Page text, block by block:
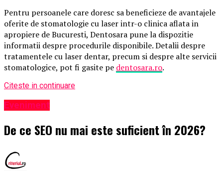
Pentru persoanele care doresc sa beneficieze de avantajele
oferite de stomatologie cu laser intr-o clinica aflata in
apropiere de Bucuresti, Dentosara pune la dispozitie
informatii despre procedurile disponibile. Detalii despre
tratamentele cu laser dentar, precum si despre alte servicii
stomatologice, pot fi gasite pe dentosara.ro.
Citeste in continuare
Eveniment
De ce SEO nu mai este suficient în 2026?